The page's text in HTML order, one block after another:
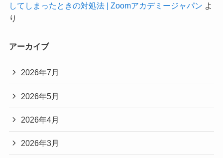
してしまったときの対処法 | Zoomアカデミージャパン よ
り
アーカイブ
2026年7月
2026年5月
2026年4月
2026年3月